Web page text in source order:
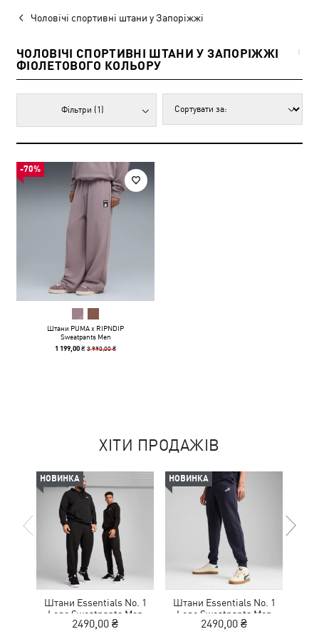
Чоловічі спортивні штани у Запоріжжі
ЧОЛОВІЧІ СПОРТИВНІ ШТАНИ У ЗАПОРІЖЖІ
ФІОЛЕТОВОГО КОЛЬОРУ
1
Фільтри (1)
-70%
Штани PUMA x RIPNDIP
Sweatpants Men
1 199,00 ₴3 990,00 ₴
ХІТИ ПРОДАЖІВ
НОВИНКА
Штани Essentials No. 1
Logo Sweatpants Men
2490,00 ₴
НОВИНКА
Штани Essentials No. 1
Logo Sweatpants Men
2490,00 ₴